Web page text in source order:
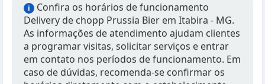
i
Confira os horários de funcionamento
Delivery de chopp Prussia Bier em Itabira - MG.
As informações de atendimento ajudam clientes
a programar visitas, solicitar serviços e entrar
em contato nos períodos de funcionamento. Em
caso de dúvidas, recomenda-se confirmar os